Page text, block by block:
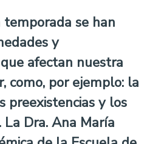
se han
y
afectan nuestra
como, por ejemplo: la
preexistencias y los
La Dra. Ana María